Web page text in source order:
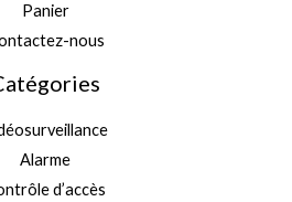
Panier
nous
Alarme
d’accès